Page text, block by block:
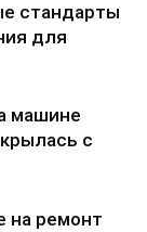
стандарты
для
машине
с
на ремонт